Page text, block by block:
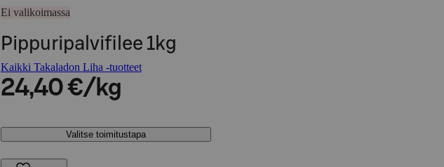
Ei valikoimassa
Pippuripalvifilee 1kg
Kaikki Takaladon Liha -tuotteet
24,40 €/kg
Valitse toimitustapa